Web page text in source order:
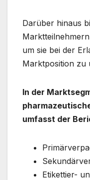
Darüber hinaus
um sie bei der
Marktposition zu
In der
umfasst der
Etikettier-